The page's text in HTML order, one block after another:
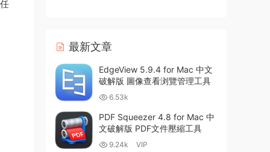
最新文章
EdgeView 5.9.4 for Mac 中文
破解版 圖像查看浏覽管理工具
6.53k
PDF Squeezer 4.8 for Mac 中
文破解版 PDF文件壓縮工具
9.24k VIP